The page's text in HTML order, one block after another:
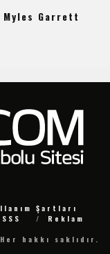
Garrett
Şartları
SSS
Reklam
hakkı saklıdır.